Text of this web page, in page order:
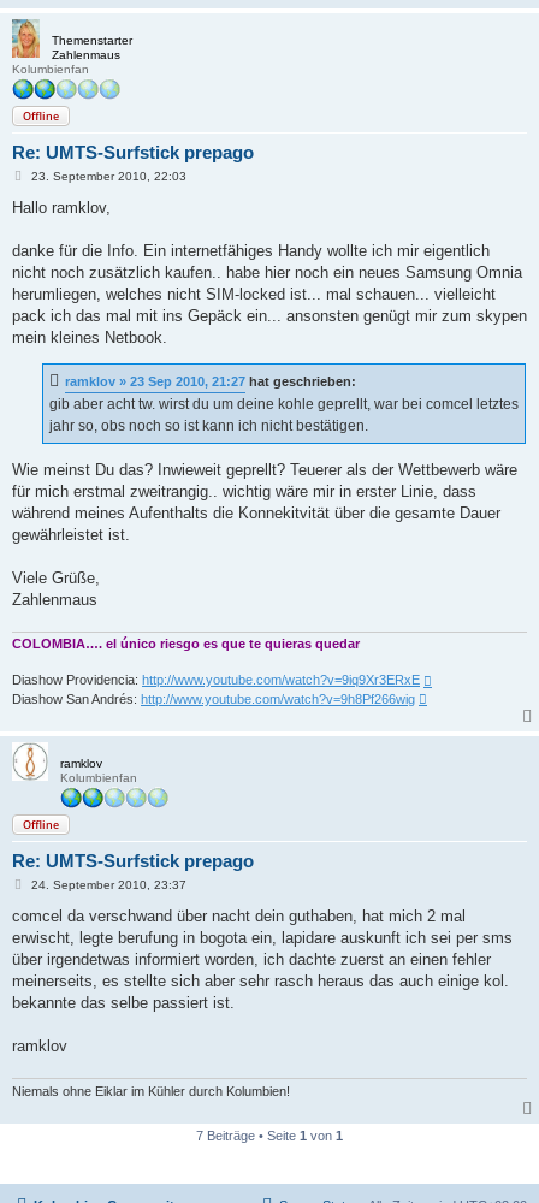
Themenstarter
Zahlenmaus
Kolumbienfan
Offline
Re: UMTS-Surfstick prepago
B
i
a
23. September 2010, 22:03
Hallo ramklov,
danke für die Info. Ein internetfähiges Handy wollte ich mir eigentlich
nicht noch zusätzlich kaufen.. habe hier noch ein neues Samsung Omnia
herumliegen, welches nicht SIM-locked ist... mal schauen... vielleicht
pack ich das mal mit ins Gepäck ein... ansonsten genügt mir zum skypen
mein kleines Netbook.
ramklov » 23 Sep 2010, 21:27 hat geschrieben:
gib aber acht tw. wirst du um deine kohle geprellt, war bei comcel letztes
jahr so, obs noch so ist kann ich nicht bestätigen.
Wie meinst Du das? Inwieweit geprellt? Teuerer als der Wettbewerb wäre
für mich erstmal zweitrangig.. wichtig wäre mir in erster Linie, dass
während meines Aufenthalts die Konnekitvität über die gesamte Dauer
gewährleistet ist.
Viele Grüße,
Zahlenmaus
COLOMBIA…. el único riesgo es que te quieras quedar
Diashow Providencia: http://www.youtube.com/watch?v=9iq9Xr3ERxE
Diashow San Andrés: http://www.youtube.com/watch?v=9h8Pf266wig
ramklov
Kolumbienfan
Offline
Re: UMTS-Surfstick prepago
B
i
r
a
24. September 2010, 23:37
comcel da verschwand über nacht dein guthaben, hat mich 2 mal
erwischt, legte berufung in bogota ein, lapidare auskunft ich sei per sms
über irgendetwas informiert worden, ich dachte zuerst an einen fehler
meinerseits, es stellte sich aber sehr rasch heraus das auch einige kol.
bekannte das selbe passiert ist.
ramklov
Niemals ohne Eiklar im Kühler durch Kolumbien!
7 Beiträge • Seite 1 von 1